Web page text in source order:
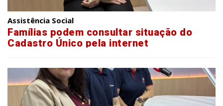
Assistência Social
Famílias podem consultar situação do
Cadastro Único pela internet